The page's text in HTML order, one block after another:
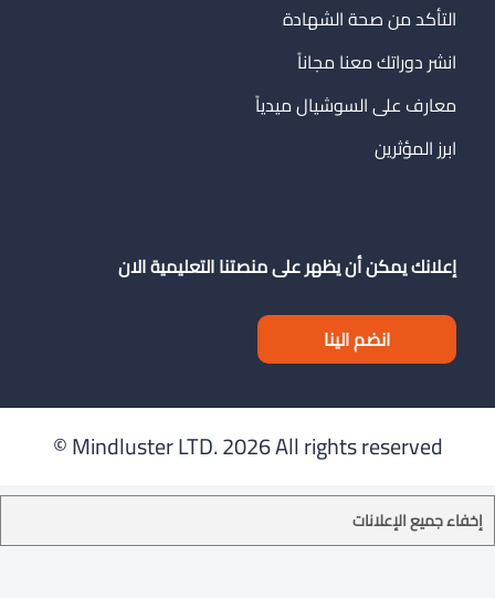
التأكد من صحة الشهادة
انشر دوراتك معنا مجاناً
معارف على السوشيال ميدياً
ابرز المؤثرين
إعلانك يمكن أن يظهر على منصتنا التعليمية الان
انضم الينا
Mindluster LTD.2026 All rights reserved ©
إخفاء جميع الإعلانات